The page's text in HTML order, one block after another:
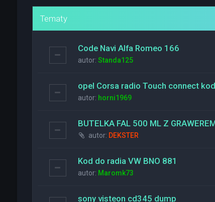
Tematy
Code Navi Alfa Romeo 166
autor: Standa125
opel Corsa radio Touch connect kod
autor: horni1969
BUTELKA FAL 500 ML Z
autor: DEKSTER
Kod do radia VW BNO 881
autor: Maromk73
sony visteon cd345 dump